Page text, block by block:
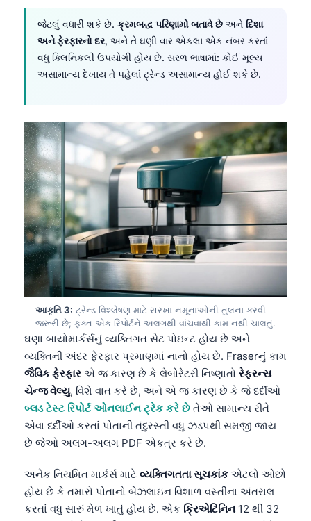
જેટલું વધારી શકે છે. ક્રમબદ્ધ પરિણામો બતાવે છે અને દિશા
અને ફેરફારનો દર, અને તે ઘણી વાર એકલા એક નંબર કરતાં
વધુ ક્લિનિકલી ઉપયોગી હોય છે. સરળ ભાષામાં: કોઈ મૂલ્ય
અસામાન્ય દેખાય તે પહેલાં ટ્રેન્ડ અસામાન્ય હોઈ શકે છે.
આકૃતિ 3: ટ્રેન્ડ વિશ્લેષણ માટે સરખા નમૂનાઓની તુલના કરવી
જરૂરી છે; ફક્ત એક રિપોર્ટને અલગથી વાંચવાથી કામ નથી ચાલતું.
ઘણા બાયોમાર્કર્સનું વ્યક્તિગત સેટ પોઇન્ટ હોય છે અને
વ્યક્તિની અંદર ફેરફાર પ્રમાણમાં નાનો હોય છે. Fraserનું કામ
જૈવિક ફેરફાર એ જ કારણ છે કે લેબોરેટરી નિષ્ણાતો રેફરન્સ
ચેન્જ વેલ્યુ, વિશે વાત કરે છે, અને એ જ કારણ છે કે જે દર્દીઓ
બ્લડ ટેસ્ટ રિપોર્ટ ઓનલાઈન ટ્રેક કરે છે તેઓ સામાન્ય રીતે
એવા દર્દીઓ કરતાં પોતાની તંદુરસ્તી વધુ ઝડપથી સમજી જાય
છે જેઓ અલગ-અલગ PDF એકત્ર કરે છે.
અનેક નિયમિત માર્કર્સ માટે વ્યક્તિગતતા સૂચકાંક એટલો ઓછો
હોય છે કે તમારો પોતાનો બેઝલાઇન વિશાળ વસ્તીના અંતરાલ
કરતાં વધુ સારું મેળ ખાતું હોય છે. એક ક્રિએટિનિન12 થી 32